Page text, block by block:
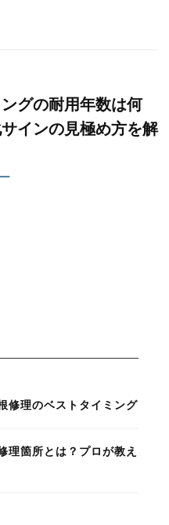
グの耐用年数は何
インの見極め方を解
修理のベストタイミング
理箇所とは？プロが教え